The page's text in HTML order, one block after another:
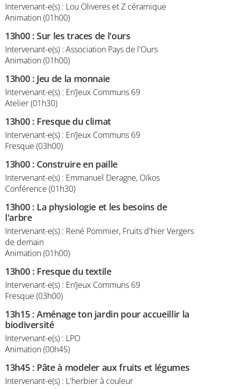
Intervenant-e(s) : Lou Oliveres et Z céramique
Animation (01h00)
13h00:Sur les traces de l'ours
Intervenant-e(s) : Association Pays de l'Ours
Animation (01h00)
13h00: Jeu de la monnaie
Intervenant-e(s) : En’Jeux Communs 69
Atelier (01h30)
13h00: Fresque du climat
Intervenant-e(s) : En’Jeux Communs 69
Fresque (03h00)
13h00: Construire en paille
Intervenant-e(s) : Emmanuel Deragne, Oïkos
Conférence (01h30)
13h00: La physiologie et les besoins de
l'arbre
Intervenant-e(s) : René Pommier, Fruits d'hier Vergers
de demain
Animation (01h00)
13h00: Fresque du textile
Intervenant-e(s) : En’Jeux Communs 69
Fresque (03h00)
13h15:Aménage ton jardin pour accueillir la
biodiversité
Intervenant-e(s) : LPO
Animation (00h45)
13h45: Pâte à modeler aux fruits et légumes
Intervenant-e(s) : L'herbier à couleur